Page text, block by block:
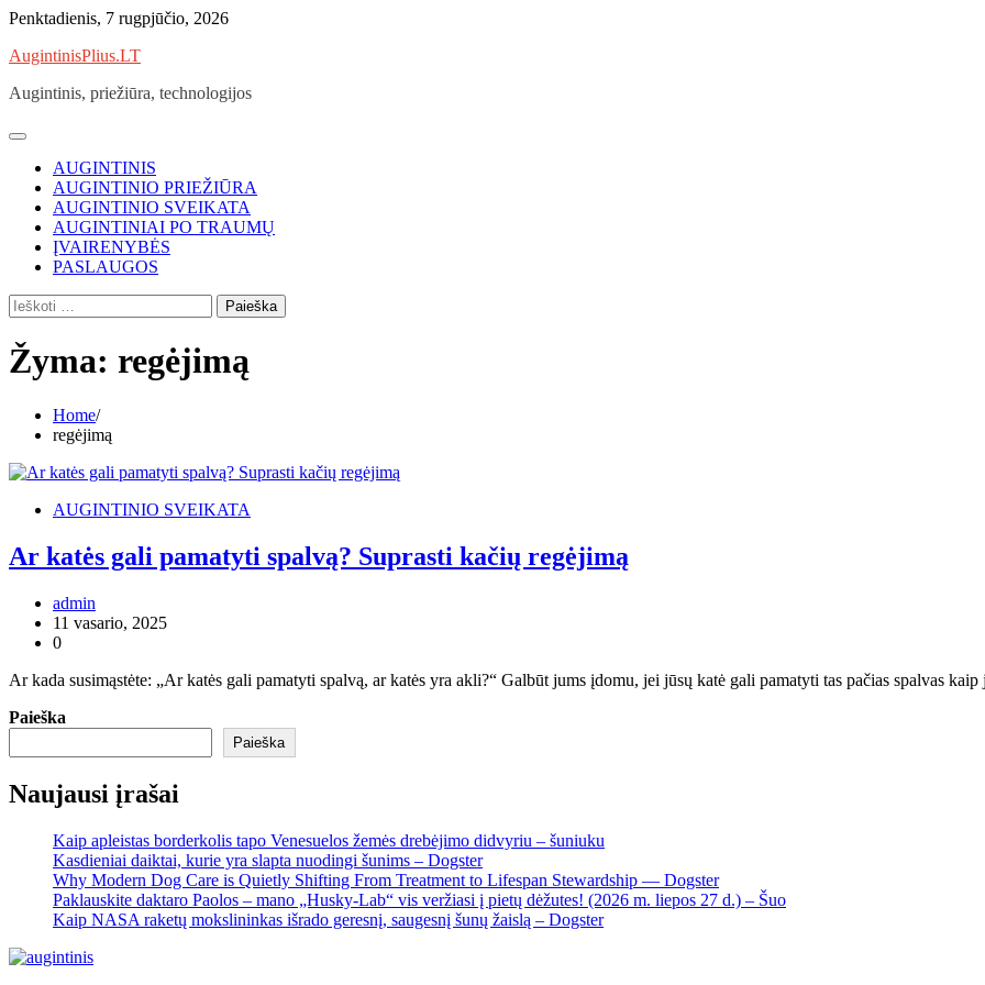
Skip
content
Penktadienis, 7 rugpjūčio, 2026
AugintinisPlius.LT
Augintinis, priežiūra, technologijos
AUGINTINIS
AUGINTINIO PRIEŽIŪRA
AUGINTINIO SVEIKATA
AUGINTINIAI PO TRAUMŲ
ĮVAIRENYBĖS
PASLAUGOS
Ieškoti:
Žyma: regėjimą
Home
regėjimą
AUGINTINIO SVEIKATA
Ar katės gali pamatyti spalvą? Suprasti kačių regėjimą
admin
11 vasario, 2025
0
Ar kada susimąstėte: „Ar katės gali pamatyti spalvą, ar katės yra akli?“ Galbūt jums įdomu, jei jūsų katė gali pamatyti tas pačias spalvas
Paieška
Paieška
Naujausi įrašai
Kaip apleistas borderkolis tapo Venesuelos žemės drebėjimo didvyriu – šuniuku
Kasdieniai daiktai, kurie yra slapta nuodingi šunims – Dogster
Why Modern Dog Care is Quietly Shifting From Treatment to Lifespan Stewardship — Dogster
Paklauskite daktaro Paolos – mano „Husky-Lab“ vis veržiasi į pietų dėžutes! (2026 m. liepos 27 d.) – Šuo
Kaip NASA raketų mokslininkas išrado geresnį, saugesnį šunų žaislą – Dogster